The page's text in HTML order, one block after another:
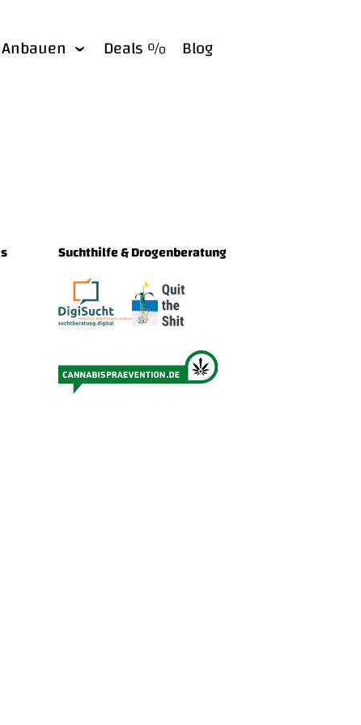
Anbauen Deals % Blog
Suchthilfe & Drogenberatung